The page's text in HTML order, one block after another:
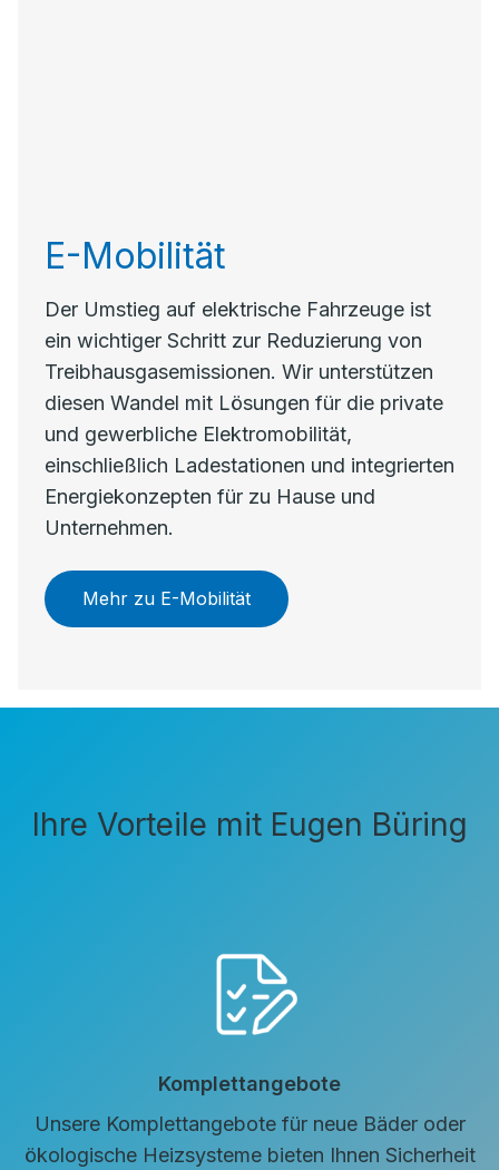
E-Mobilität
Der Umstieg auf elektrische Fahrzeuge ist
ein wichtiger Schritt zur Reduzierung von
Treibhausgasemissionen. Wir unterstützen
diesen Wandel mit Lösungen für die private
und gewerbliche Elektromobilität,
einschließlich Ladestationen und integrierten
Energiekonzepten für zu Hause und
Unternehmen.
Mehr zu E-Mobilität
Ihre Vorteile mit Eugen Büring
Komplettangebote
Unsere Komplettangebote für neue Bäder oder
ökologische Heizsysteme bieten Ihnen Sicherheit